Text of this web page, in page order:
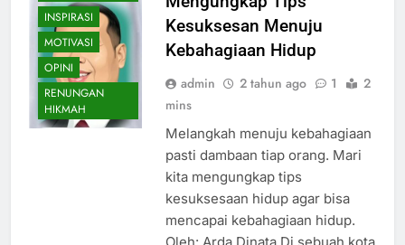
INSPIRASI
MOTIVASI
OPINI
RENUNGAN
HIKMAH
Kesuksesan Menuju
Kebahagiaan Hidup
admin 2 tahun ago 1
2
mins
Melangkah menuju kebahagiaan
pasti dambaan tiap orang. Mari
kita mengungkap tips
kesuksesaan hidup agar bisa
mencapai kebahagiaan hidup.